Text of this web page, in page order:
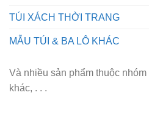
TÚI XÁCH THỜI TRANG
MẪU TÚI & BA LÔ KHÁC
Và nhiều sản phẩm thuộc
khác, . . .